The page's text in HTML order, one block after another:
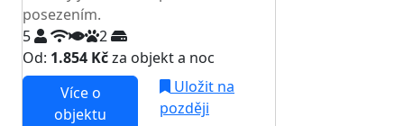
posezením.
5
2
Od: 1.854 Kčza objekt a noc
Více o
objektu
Uložit na
později